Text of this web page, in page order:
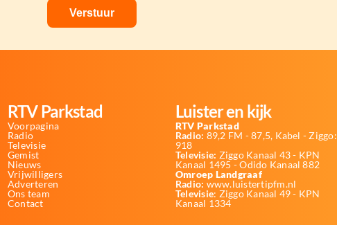
RTV Parkstad
Voorpagina
Radio
Televisie
Gemist
Nieuws
Vrijwilligers
Adverteren
Ons team
Contact
Luister en kijk
RTV Parkstad
Radio: 89,2 FM - 87,5, Kabel - Ziggo:
918
Televisie: Ziggo Kanaal 43 - KPN
Kanaal 1495 - Odido Kanaal 882
Omroep Landgraaf
Radio: www.luistertipfm.nl
Televisie: Ziggo Kanaal 49 - KPN
Kanaal 1334